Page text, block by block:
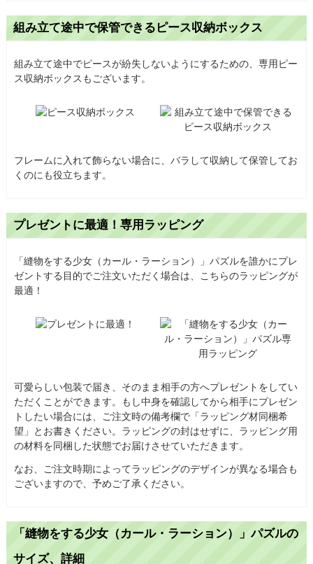
組み立て途中で保管できるピース収納ボックス
組み立て途中でピースが紛失しないようにするための、専用ピー
ス収納ボックスもございます。
フレームに入れて飾らない場合に、バラして収納して保管してお
くのにも役立ちます。
プレゼントに最適！専用ラッピング
「縫物をする少女（カール・ラーション）」パズルを誰かにプレ
ゼントする目的でご注文いただく場合は、こちらのラッピングが
最適！
可愛らしい包装で届き、そのまま相手の方へプレゼントをしてい
ただくことができます。もし中身を確認してから相手にプレゼン
トしたい場合には、ご注文時の備考欄で「ラッピング材同梱希
望」とお書きください。ラッピングの封はせずに、ラッピング用
の材料を同梱した状態でお届けさせていただきます。
なお、ご注文時期によってラッピングのデザインが異なる場合も
ございますので、予めご了承ください。
「縫物をする少女（カール・ラーション）」パズルの
サイズ、詳細